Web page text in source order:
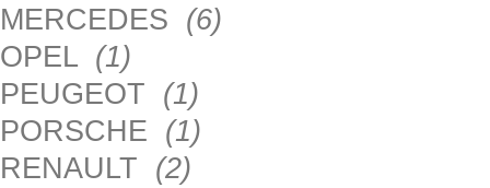
MERCEDES (6)
OPEL (1)
PEUGEOT (1)
PORSCHE (1)
RENAULT (2)